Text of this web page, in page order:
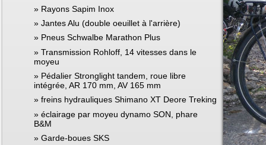
Rayons Sapim Inox
Jantes Alu (double oeuillet à l'arrière)
Pneus Schwalbe Marathon Plus
Transmission Rohloff, 14 vitesses dans le
moyeu
Pédalier Stronglight tandem, roue libre
intégrée, AR 170 mm, AV 165 mm
freins hydrauliques Shimano XT Deore Treking
éclairage par moyeu dynamo SON, phare
B&M
Garde-boues SKS